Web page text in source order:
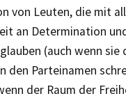
von Leuten, die mit
an Determination
(auch wenn sie
den Parteinamen
der Raum der